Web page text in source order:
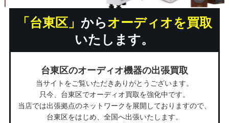
「台東区」 からオーディオを買取
いたします。
台東区のオーディオ機器の出張買取
当サイトをご覧いただきありがとうございます。
只今、台東区でオーディオ買取を強化中です。
当店では出張拠点のネットワークを展開しておりますので、
台東区をはじめ、全国へ出張いたします。